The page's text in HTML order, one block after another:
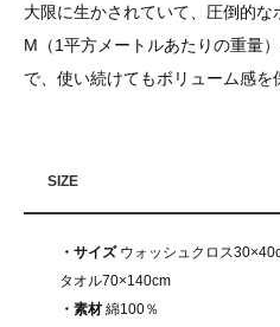
大限に生かされていて、圧倒的
M（1平方メートルあたりの重量
で、使い続けてもボリューム感を
SIZE
・サイズウォッシュクロス
タオル70×140cm
・素材綿100％